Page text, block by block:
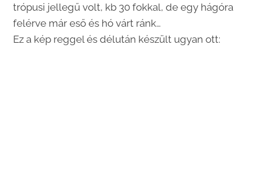
trópusi jellegű volt, kb 30 fokkal, de egy hágóra
felérve már eső és hó várt ránk…
Ez a kép reggel és délután készült ugyan ott: